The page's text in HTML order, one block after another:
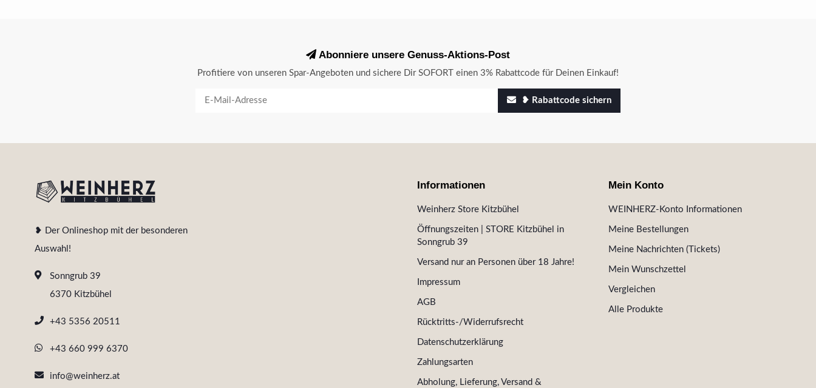
Abonniere unsere Genuss-Aktions-Post
Profitiere von unseren Spar-Angeboten und sichere Dir SOFORT einen 3% Rabattcode für Deinen Einkauf!
❥ Rabattcode sichern
❥ Der Onlineshop mit der besonderen
Auswahl!
Sonngrub 39
6370 Kitzbühel
+43 5356 20511
+43 660 999 6370
info@weinherz.at
Informationen
Weinherz Store Kitzbühel
Öffnungszeiten | STORE Kitzbühel in
Sonngrub 39
Versand nur an Personen über 18 Jahre!
Impressum
AGB
Rücktritts-/Widerrufsrecht
Datenschutzerklärung
Zahlungsarten
Abholung, Lieferung, Versand &
Mein Konto
WEINHERZ-Konto Informationen
Meine Bestellungen
Meine Nachrichten (Tickets)
Mein Wunschzettel
Vergleichen
Alle Produkte